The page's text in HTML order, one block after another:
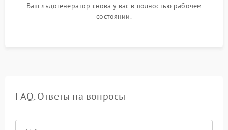
Ваш льдогенератор снова у вас в полностью рабочем
состоянии.
FAQ. Ответы на вопросы